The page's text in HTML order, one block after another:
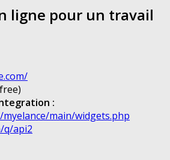
ligne pour un travail
:
main/widgets.php
q/api2